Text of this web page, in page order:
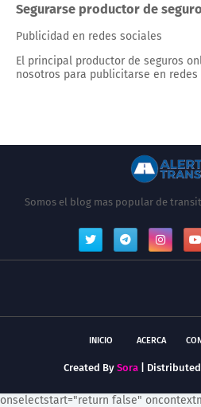
Segurarse productor de
Publicidad en redes sociales
El principal productor de seguros
nosotros para publicitarse en redes
Somos el blog mas popular de
INICIO ACERCA
Created By Sora| Distributed
onselectstart="return false"